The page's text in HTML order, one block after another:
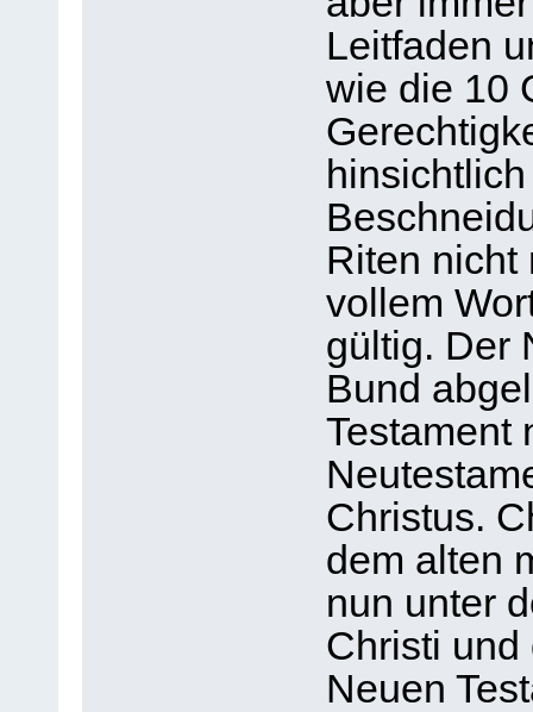
Leitfaden
wie die 10
Riten nicht
vollem
gültig. Der
Bund
Testament
Christus.
dem alten
nun unter
Christi und
Neuen